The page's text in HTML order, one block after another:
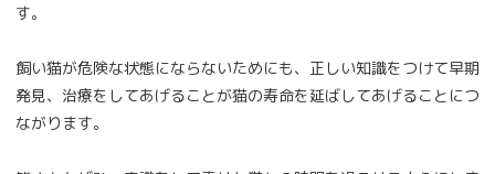
す。
飼い猫が危険な状態にならないためにも、正しい知識をつけて早期
発見、治療をしてあげることが猫の寿命を延ばしてあげることにつ
ながります。